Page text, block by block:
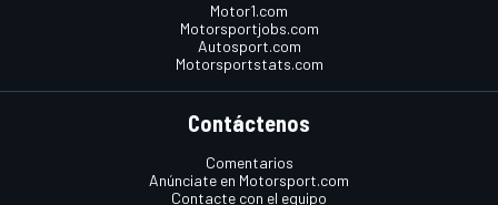
Motor1.com
Motorsportjobs.com
Autosport.com
Motorsportstats.com
Contáctenos
Comentarios
Anúnciate en Motorsport.com
Contacte con el equipo